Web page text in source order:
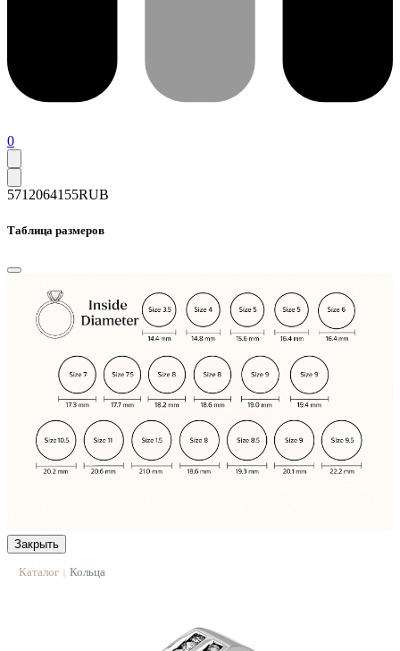
0
5712064155RUB
Таблица размеров
Закрыть
Каталог | Кольца